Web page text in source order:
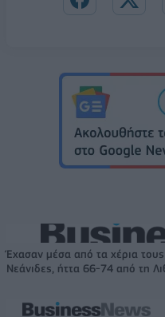
Έχασαν μέσα από τα χέρια
Νεάνιδες, ήττα 66-74 από τη